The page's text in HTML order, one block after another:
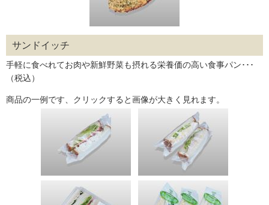
サンドイッチ
手軽に食べれてお肉や新鮮野菜も摂れる栄養価の高い食事パン･･･
（税込）
商品の一例です、クリックすると画像が大きく見れます。